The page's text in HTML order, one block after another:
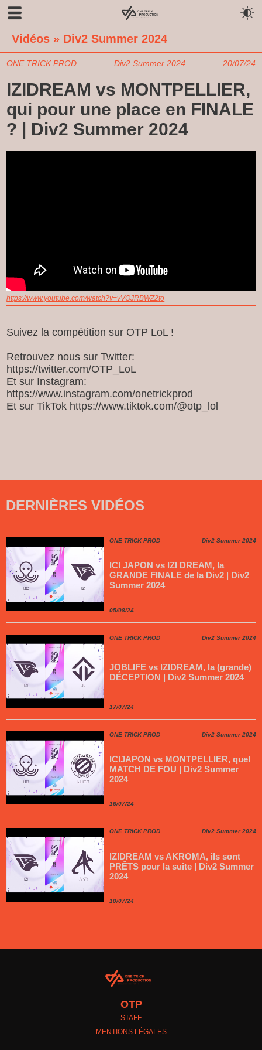
Vidéos » Div2 Summer 2024
ONE TRICK PROD Div2 Summer 2024 20/07/24
IZIDREAM vs MONTPELLIER,
qui pour une place en FINALE
? | Div2 Summer 2024
https://www.youtube.com/watch?v=vVOJRBWZ2to
Suivez la compétition sur OTP LoL !
Retrouvez nous sur Twitter:
https://twitter.com/OTP_LoL
Et sur Instagram:
https://www.instagram.com/onetrickprod
Et sur TikTok https://www.tiktok.com/@otp_lol
DERNIÈRES VIDÉOS
ONE TRICK PROD Div2 Summer 2024
ICI JAPON vs IZI DREAM, la
GRANDE FINALE de la Div2 | Div2
Summer 2024
05/08/24
ONE TRICK PROD Div2 Summer 2024
JOBLIFE vs IZIDREAM, la (grande)
DÉCEPTION | Div2 Summer 2024
17/07/24
ONE TRICK PROD Div2 Summer 2024
ICIJAPON vs MONTPELLIER, quel
MATCH DE FOU | Div2 Summer
2024
16/07/24
ONE TRICK PROD Div2 Summer 2024
IZIDREAM vs AKROMA, ils sont
PRÊTS pour la suite | Div2 Summer
2024
10/07/24
OTP
STAFF
MENTIONS LÉGALES